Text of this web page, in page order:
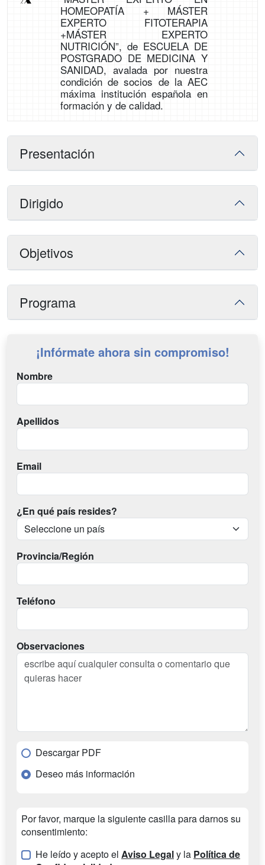
HOMEOPATÍA + MÁSTER
EXPERTO FITOTERAPIA
+MÁSTER EXPERTO
NUTRICIÓN”, de ESCUELA DE
POSTGRADO DE MEDICINA Y
SANIDAD, avalada por nuestra
condición de socios de la AEC
máxima institución española en
formación y de calidad.
Presentación
Dirigido
Objetivos
Programa
¡Infórmate ahora sin compromiso!
Nombre
Apellidos
Email
¿En qué país resides?
Provincia/Región
Teléfono
Observaciones
Descargar PDF
Deseo más información
Por favor, marque la siguiente casilla para darnos su
consentimiento:
He leído y acepto el Aviso Legaly la Política de